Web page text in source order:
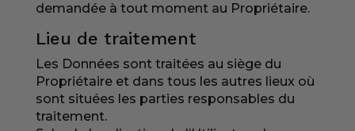
demandée à tout moment au Propriétaire.
Lieu de traitement
Les Données sont traitées au siège du
Propriétaire et dans tous les autres lieux où
sont situées les parties responsables du
traitement.